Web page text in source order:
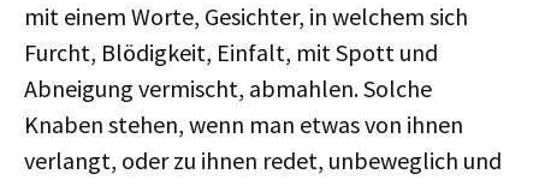
mit einem Worte, Gesichter, in welchem sich
Furcht, Blödigkeit, Einfalt, mit Spott und
Abneigung vermischt, abmahlen. Solche
Knaben stehen, wenn man etwas von ihnen
verlangt, oder zu ihnen redet, unbeweglich und